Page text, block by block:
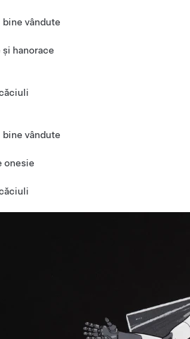
bine vândute
și hanorace
bine vândute
onesie